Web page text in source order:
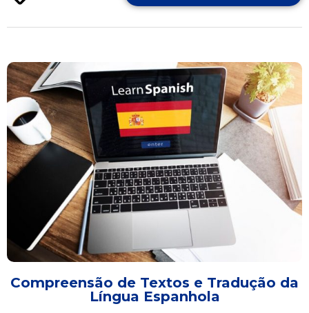
Compreensão de Textos e Tradução da
Língua Espanhola